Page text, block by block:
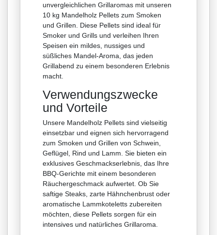
unvergleichlichen Grillaromas mit unseren
10 kg Mandelholz Pellets zum Smoken
und Grillen. Diese Pellets sind ideal für
Smoker und Grills und verleihen Ihren
Speisen ein mildes, nussiges und
süßliches Mandel-Aroma, das jeden
Grillabend zu einem besonderen Erlebnis
macht.
Verwendungszwecke
und Vorteile
Unsere Mandelholz Pellets sind vielseitig
einsetzbar und eignen sich hervorragend
zum Smoken und Grillen von Schwein,
Geflügel, Rind und Lamm. Sie bieten ein
exklusives Geschmackserlebnis, das Ihre
BBQ-Gerichte mit einem besonderen
Räuchergeschmack aufwertet. Ob Sie
saftige Steaks, zarte Hähnchenbrust oder
aromatische Lammkoteletts zubereiten
möchten, diese Pellets sorgen für ein
intensives und natürliches Grillaroma.